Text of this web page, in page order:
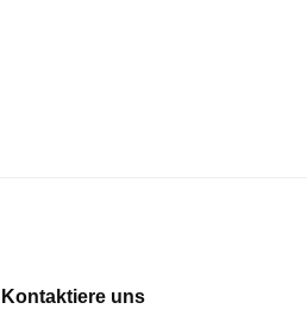
Kontaktiere uns